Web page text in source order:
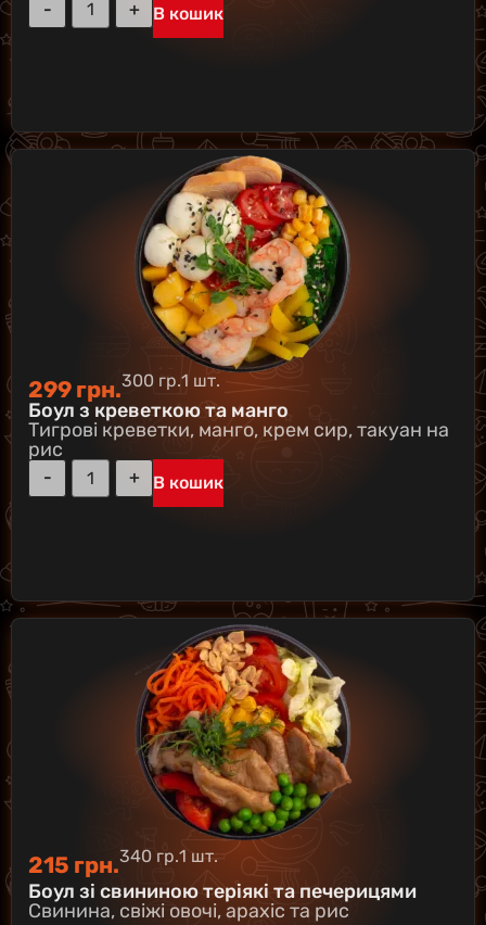
В кошик
299 грн.300 гр.1 шт.
Боул з креветкою та манго
Тигрові креветки, манго, крем сир, такуан на
рис
В кошик
215 грн.340 гр.1 шт.
Боул зі свининою теріякі та печерицями
Свинина, свіжі овочі, арахіс та рис